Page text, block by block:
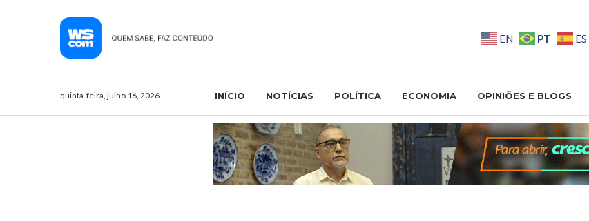
EN PT ES
quinta-feira, julho 16, 2026 INÍCIO NOTÍCIAS POLÍTICA ECONOMIA OPINIÕES E BLOGS